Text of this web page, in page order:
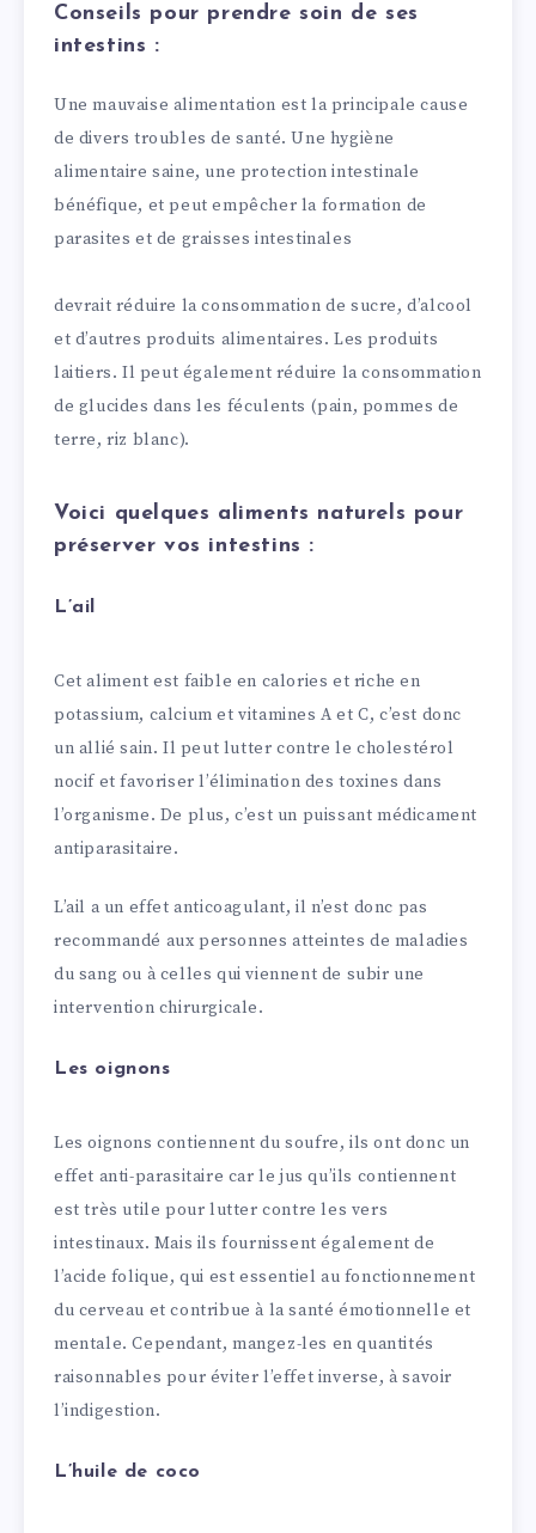
Conseils pour prendre soin de ses
intestins :
Une mauvaise alimentation est la principale cause
de divers troubles de santé. Une hygiène
alimentaire saine, une protection intestinale
bénéfique, et peut empêcher la formation de
parasites et de graisses intestinales
devrait réduire la consommation de sucre, d’alcool
et d’autres produits alimentaires. Les produits
laitiers. Il peut également réduire la consommation
de glucides dans les féculents (pain, pommes de
terre, riz blanc).
Voici quelques aliments naturels pour
préserver vos intestins :
L’ail
Cet aliment est faible en calories et riche en
potassium, calcium et vitamines A et C, c’est donc
un allié sain. Il peut lutter contre le cholestérol
nocif et favoriser l’élimination des toxines dans
l’organisme. De plus, c’est un puissant médicament
antiparasitaire.
L’ail a un effet anticoagulant, il n’est donc pas
recommandé aux personnes atteintes de maladies
du sang ou à celles qui viennent de subir une
intervention chirurgicale.
Les oignons
Les oignons contiennent du soufre, ils ont donc un
effet anti-parasitaire car le jus qu’ils contiennent
est très utile pour lutter contre les vers
intestinaux. Mais ils fournissent également de
l’acide folique, qui est essentiel au fonctionnement
du cerveau et contribue à la santé émotionnelle et
mentale. Cependant, mangez-les en quantités
raisonnables pour éviter l’effet inverse, à savoir
l’indigestion.
L’huile de coco